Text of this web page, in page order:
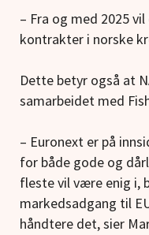
– Fra og med 2025
kontrakter i norske
Dette betyr også at
samarbeidet med
– Euronext er på
for både gode og
fleste vil være enig i,
markedsadgang til
håndtere det, sier